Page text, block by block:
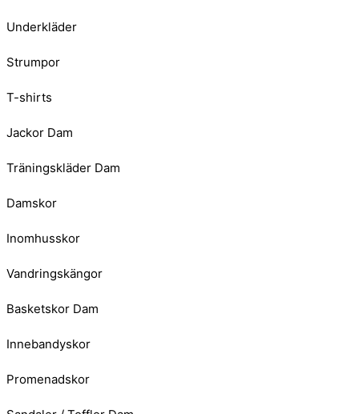
Underkläder
Strumpor
T-shirts
Jackor Dam
Träningskläder Dam
Damskor
Inomhusskor
Vandringskängor
Basketskor Dam
Innebandyskor
Promenadskor